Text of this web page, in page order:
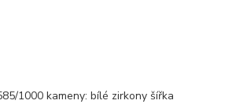
1000 kameny: bílé zirkony šířka